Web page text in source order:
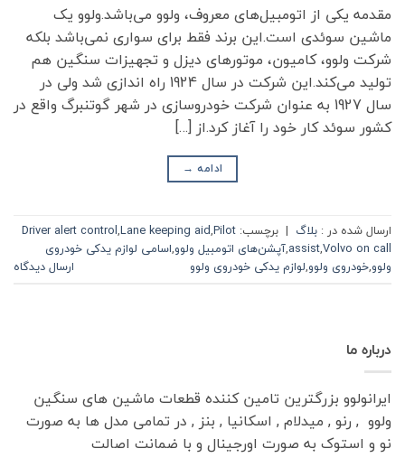
مقدمه یکی از اتومبیل‌های معروف، ولوو می‌باشد.ولوو یک
ماشین سوئدی است.این برند فقط برای سواری نمی‌باشد بلکه
شرکت ولوو، کامیون، موتورهای دیزل و تجهیزات سنگین هم
تولید می‌کند.این شرکت در سال 1924 راه اندازی شد ولی در
سال 1927 به عنوان شرکت خودروسازی در شهر گوتنبرگ واقع در
کشور سوئد کار خود را آغاز کرد.از […]
ادامه →
ارسال شده در : بلاگ | برچسب: Driver alert control,Lane keeping aid,Pilot
assist,Volvo on call
,آپشن‌های اتومبیل ولوو,اسامی لوازم یدکی خودروی
ولوو,خودروی ولوو,لوازم یدکی خودروی ولوو ارسال دیدگاه
درباره ما
ایرانولوو بزرگترین تامین کننده قطعات ماشین های سنگین
ولوو , رنو , میدلام , اسکانیا , بنز , در تمامی مدل ها به صورت
نو و استوک به صورت اورجینال و با ضمانت اصالت